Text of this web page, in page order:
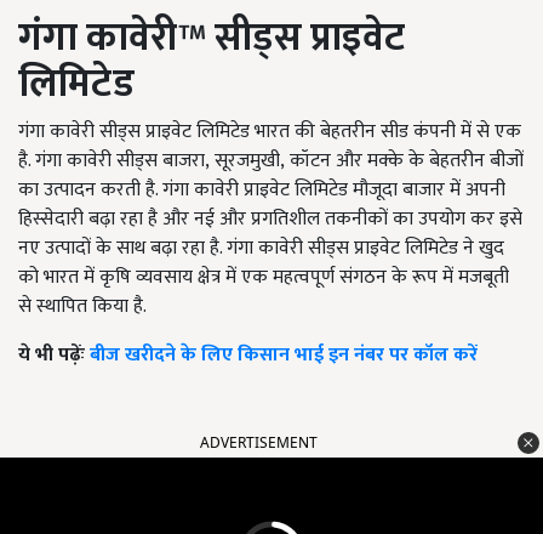
गंगा कावेरी™ सीड्स प्राइवेट
लिमिटेड
गंगा कावेरी सीड्स प्राइवेट लिमिटेड भारत की बेहतरीन सीड कंपनी में से एक
है. गंगा कावेरी सीड्स बाजरा,सूरजमुखी,कॉटन और मक्के के बेहतरीन बीजों
का उत्पादन करती है. गंगा कावेरी प्राइवेट लिमिटेड मौजूदा बाजार में अपनी
हिस्सेदारी बढ़ा रहा है और नई और प्रगतिशील तकनीकों का उपयोग कर इसे
नए उत्पादों के साथ बढ़ा रहा है. गंगा कावेरी सीड्स प्राइवेट लिमिटेड ने खुद
को भारत में कृषि व्यवसाय क्षेत्र में एक महत्वपूर्ण संगठन के रूप में मजबूती
से स्थापित किया है.
ये भी पढ़ेंःबीज खरीदने के लिए किसान भाई इन नंबर पर कॉल करें
ADVERTISEMENT